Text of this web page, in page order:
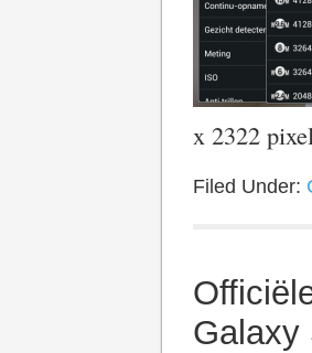
x 2322
Filed Under:
Galaxy